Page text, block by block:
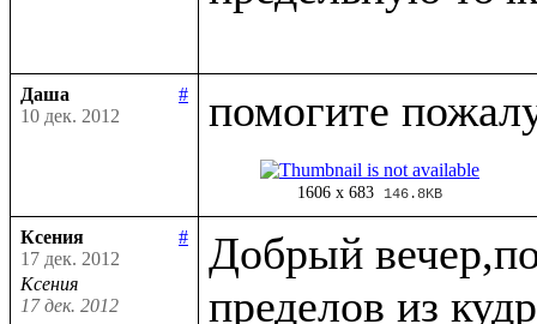
Даша
#
10 дек. 2012
1606 x 683 146.8KB
Ксения
#
17 дек. 2012
Ксения
17 дек. 2012
Добрый
пределов из